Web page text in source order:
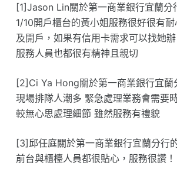
[1]Jason Lin關於第一商業銀行宜蘭分
1/10開戶櫃台的黃小姐服務很好很有
及開戶，如果有信用卡需求可以找她
服務人員也都很有精神且親切
[2]Ci Ya Hong關於第一商業銀行宜蘭
現場排隊人潮多 緊急處理業務會需要
較無心思處理細節 雖然服務有禮貌
[3]邱任庭關於第一商業銀行宜蘭分行
前台與櫃檯人員都很貼心，服務很讚！